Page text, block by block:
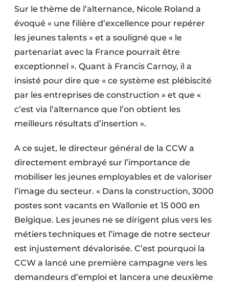
Sur le thème de l’alternance, Nicole Roland a
évoqué « une filière d’excellence pour repérer
les jeunes talents » et a souligné que « le
partenariat avec la France pourrait être
exceptionnel ». Quant à Francis Carnoy, il a
insisté pour dire que « ce système est plébiscité
par les entreprises de construction » et que «
c’est via l’alternance que l’on obtient les
meilleurs résultats d’insertion ».
A ce sujet, le directeur général de la CCW a
directement embrayé sur l’importance de
mobiliser les jeunes employables et de valoriser
l’image du secteur. « Dans la construction, 3000
postes sont vacants en Wallonie et 15 000 en
Belgique. Les jeunes ne se dirigent plus vers les
métiers techniques et l’image de notre secteur
est injustement dévalorisée. C’est pourquoi la
CCW a lancé une première campagne vers les
demandeurs d’emploi et lancera une deuxième